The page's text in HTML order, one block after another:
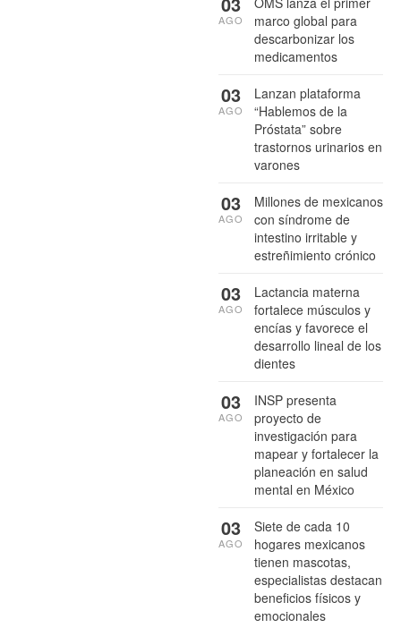
marco global para
descarbonizar los
medicamentos
AGO
Lanzan plataforma
“Hablemos de la
Próstata” sobre
trastornos urinarios en
varones
03
AGO
Millones de mexicanos
con síndrome de
intestino irritable y
estreñimiento crónico
03
AGO
Lactancia materna
fortalece músculos y
encías y favorece el
desarrollo lineal de los
dientes
03
AGO
INSP presenta
proyecto de
investigación para
mapear y fortalecer la
planeación en salud
mental en México
03
AGO
Siete de cada 10
hogares mexicanos
tienen mascotas,
especialistas destacan
beneficios físicos y
emocionales
03
AGO